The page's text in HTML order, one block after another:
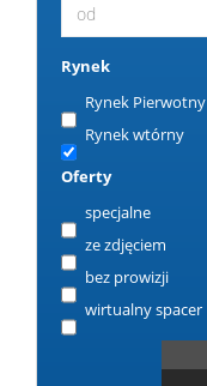
Rynek
Rynek Pierwotny
Rynek wtórny
Oferty
specjalne
ze zdjęciem
bez prowizji
wirtualny spacer